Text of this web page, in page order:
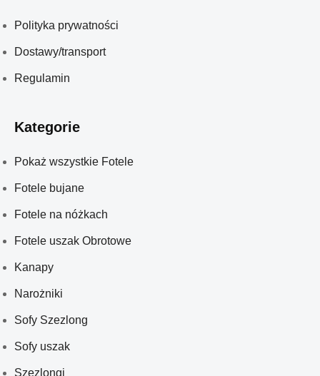
Polityka prywatności
Dostawy/transport
Regulamin
Kategorie
Pokaż wszystkie Fotele
Fotele bujane
Fotele na nóżkach
Fotele uszak Obrotowe
Kanapy
Narożniki
Sofy Szezlong
Sofy uszak
Szezlongi